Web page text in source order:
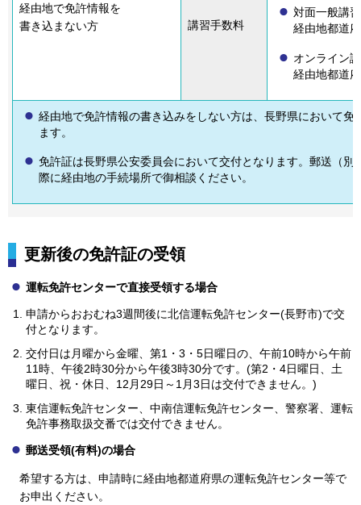
経由地で免許情報を
書き込まない方
講習手数料
対面一般講習
経由地都道
オンライン
経由地都道
経由地で免許情報の書き込みをしない方は、長野県において免
ます。
免許証は長野県公安委員会において交付となります。郵送（別
際に経由地の手続場所で御相談ください。
更新後の免許証の受領
運転免許センターで直接受領する場合
申請からおおむね3週間後に北信運転免許センター(長野市)で交
付となります。
交付日は月曜から金曜、第1・3・5日曜日の、午前10時から午前
11時、午後2時30分から午後3時30分です。(第2・4日曜日、土
曜日、祝・休日、12月29日～1月3日は交付できません。)
東信運転免許センター、中南信運転免許センター、警察署、運転
免許事務取扱交番では交付できません。
郵送受領(有料)の場合
希望する方は、申請時に経由地都道府県の運転免許センター等で
お申出ください。